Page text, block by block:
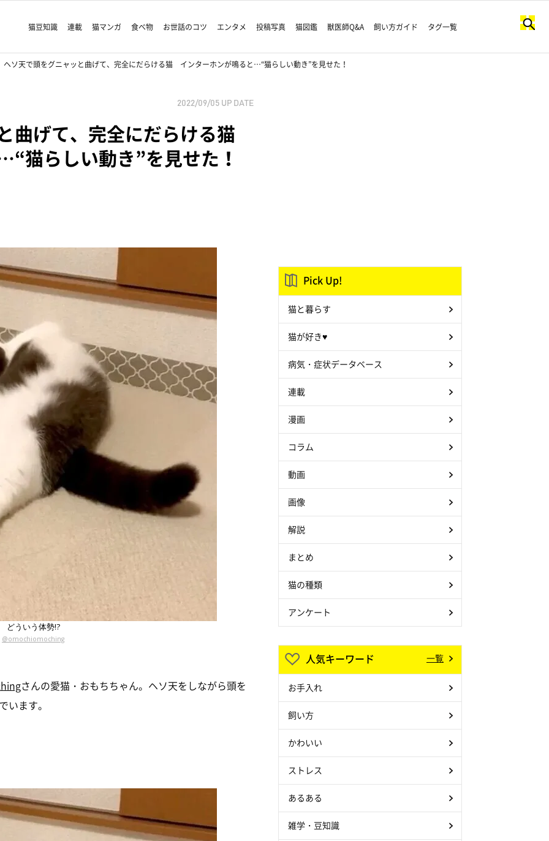
猫豆知識 連載 猫マンガ 食べ物 お世話のコツ エンタメ 投稿写真 猫図鑑 獣医師Q&A 飼い方ガイド タグ一覧
ヘソ天で頭をグニャッと曲げて、完全にだらける猫 インターホンが鳴ると…“猫らしい動き”を見せた！
2022/09/05 UP DATE
曲げて、完全にだらける猫
猫らしい動き”を見せた！
どういう体勢!?
@omochiomoching
さんの愛猫・おもちちゃん。ヘソ天をしながら頭を
います。
Pick Up!
猫と暮らす
猫が好き♥
病気・症状データベース
連載
漫画
コラム
動画
画像
解説
まとめ
猫の種類
アンケート
人気キーワード 一覧
お手入れ
飼い方
かわいい
ストレス
あるある
雑学・豆知識